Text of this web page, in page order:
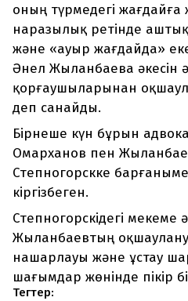
оның түрмедегі
наразылық ретінде
және «ауыр жағдайда»
Әнел Жыланбаева әкесін
қорғаушыларынан
деп санайды.
Бірнеше күн бұрын
Омарханов пен
Степногорскке
кіргізбеген.
Степногорскідегі мекеме
Жыланбаевтың
нашарлауы және ұстау
шағымдар жөнінде пікір
Тегтер: